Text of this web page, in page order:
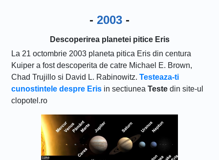
- 2003 -
Descoperirea planetei pitice Eris
La 21 octombrie 2003 planeta pitica Eris din centura
Kuiper a fost descoperita de catre Michael E. Brown,
Chad Trujillo si David L. Rabinowitz. Testeaza-ti
cunostintele despre Eris in sectiunea Teste din site-ul
clopotel.ro